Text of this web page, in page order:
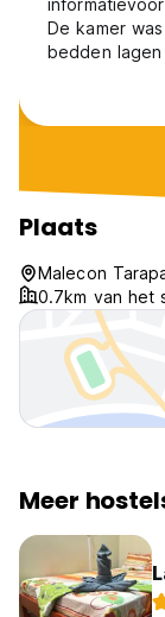
De kamer
bedden
personeel
Plaats
Malecon
0.7km van het
Meer